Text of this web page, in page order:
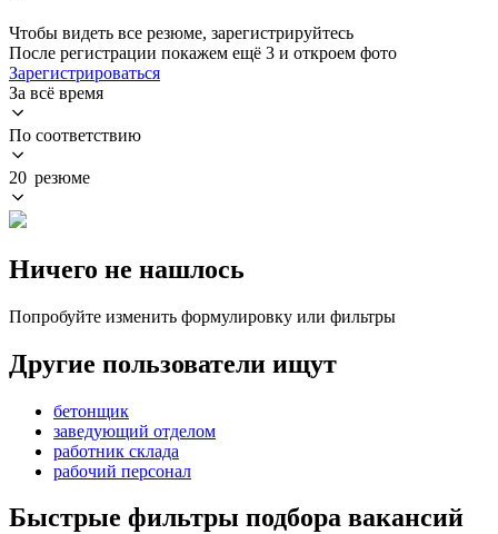
Чтобы видеть все резюме, зарегистрируйтесь
После регистрации покажем ещё 3 и откроем фото
Зарегистрироваться
За всё время
По соответствию
20 резюме
Ничего не нашлось
Попробуйте изменить формулировку или фильтры
Другие пользователи ищут
бетонщик
заведующий отделом
работник склада
рабочий персонал
Быстрые фильтры подбора вакансий